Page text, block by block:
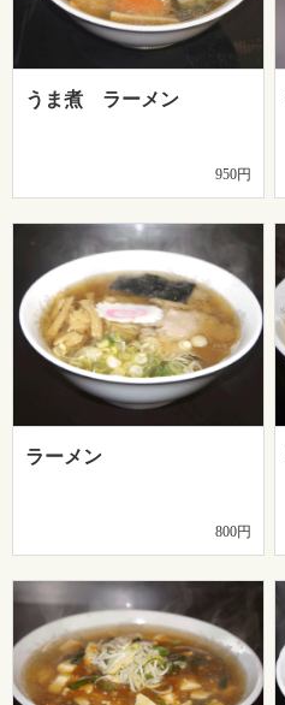
うま煮 ラーメン
950円
ラーメン
800円